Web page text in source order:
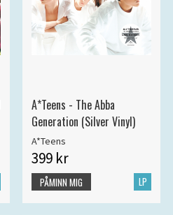
A*Teens - The Abba
Generation (Silver Vinyl)
A*Teens
399 kr
LP
PÅMINN MIG